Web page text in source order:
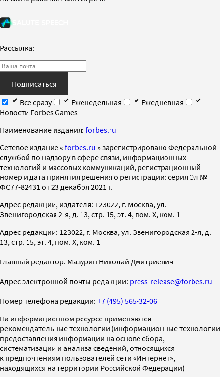
Рассылка:
Подписаться
Все сразу
Еженедельная
Ежедневная
Новости Forbes Games
Наименование издания: forbes.ru
Cетевое издание « forbes.ru » зарегистрировано Федеральной
службой по надзору в сфере связи, информационных
технологий и массовых коммуникаций, регистрационный
номер и дата принятия решения о регистрации: серия Эл №
ФС77-82431 от 23 декабря 2021 г.
Адрес редакции, издателя: 123022, г. Москва, ул.
Звенигородская 2-я, д. 13, стр. 15, эт. 4, пом. X, ком. 1
Адрес редакции: 123022, г. Москва, ул. Звенигородская 2-я, д.
13, стр. 15, эт. 4, пом. X, ком. 1
Главный редактор: Мазурин Николай Дмитриевич
Адрес электронной почты редакции: press-release@forbes.ru
Номер телефона редакции: +7 (495) 565-32-06
На информационном ресурсе применяются
рекомендательные технологии (информационные технологии
предоставления информации на основе сбора,
систематизации и анализа сведений, относящихся
к предпочтениям пользователей сети «Интернет»,
находящихся на территории Российской Федерации)